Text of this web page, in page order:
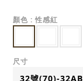
顏色 : 性感紅
尺寸